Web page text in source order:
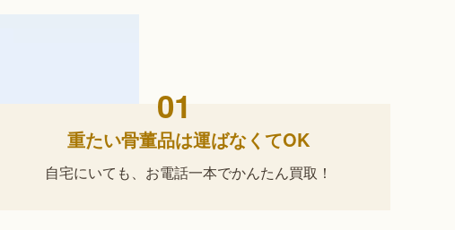
01
重たい骨董品は運ばなくてOK
自宅にいても、 お電話一本でかんたん買取！